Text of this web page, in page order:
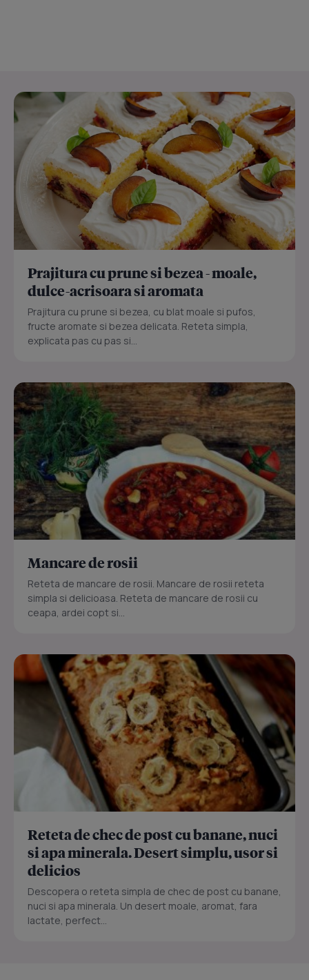
Prajitura cu prune si bezea - moale,
dulce-acrisoara si aromata
Prajitura cu prune si bezea, cu blat moale si pufos,
fructe aromate si bezea delicata. Reteta simpla,
explicata pas cu pas si...
Mancare de rosii
Reteta de mancare de rosii. Mancare de rosii reteta
simpla si delicioasa. Reteta de mancare de rosii cu
ceapa, ardei copt si...
Reteta de chec de post cu banane, nuci
si apa minerala. Desert simplu, usor si
delicios
Descopera o reteta simpla de chec de post cu banane,
nuci si apa minerala. Un desert moale, aromat, fara
lactate, perfect...